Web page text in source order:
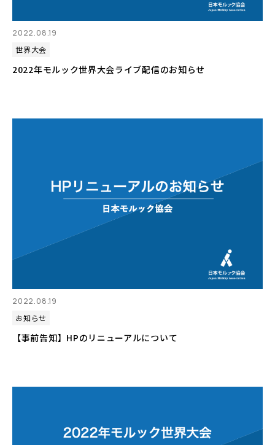
2022.08.19
世界大会
2022年モルック世界大会ライブ配信のお知らせ
2022.08.19
お知らせ
【事前告知】HPのリニューアルについて